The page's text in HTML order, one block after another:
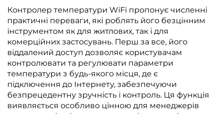
Контролер температури WiFi пропонує численні
практичні переваги, які роблять його безцінним
інструментом як для житлових, так і для
комерційних застосувань. Перш за все, його
віддалений доступ дозволяє користувачам
контролювати та регулювати параметри
температури з будь-якого місця, де є
підключення до Інтернету, забезпечуючи
безпрецедентну зручність і контроль. Ця функція
виявляється особливо цінною для менеджерів